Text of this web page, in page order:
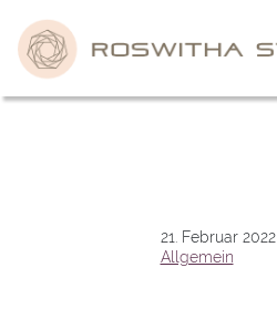
content
21. Februar 2022
Allgemein